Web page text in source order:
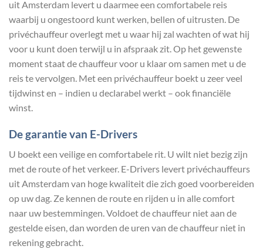
uit Amsterdam levert u daarmee een comfortabele reis
waarbij u ongestoord kunt werken, bellen of uitrusten. De
privéchauffeur overlegt met u waar hij zal wachten of wat hij
voor u kunt doen terwijl u in afspraak zit. Op het gewenste
moment staat de chauffeur voor u klaar om samen met u de
reis te vervolgen. Met een privéchauffeur boekt u zeer veel
tijdwinst en – indien u declarabel werkt – ook financiële
winst.
De garantie van E-Drivers
U boekt een veilige en comfortabele rit. U wilt niet bezig zijn
met de route of het verkeer. E-Drivers levert privéchauffeurs
uit Amsterdam van hoge kwaliteit die zich goed voorbereiden
op uw dag. Ze kennen de route en rijden u in alle comfort
naar uw bestemmingen. Voldoet de chauffeur niet aan de
gestelde eisen, dan worden de uren van de chauffeur niet in
rekening gebracht.